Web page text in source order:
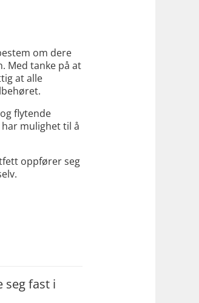
om dere
Med tanke på at
at alle
flytende
mulighet til å
oppfører seg
seg fast i